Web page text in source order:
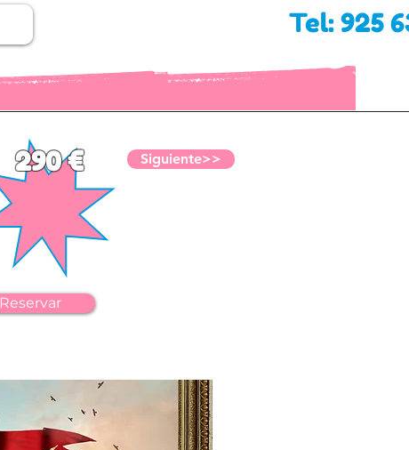
Tel: 925
290 € Siguiente>>
Reservar